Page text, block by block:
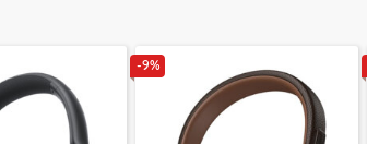
-9%